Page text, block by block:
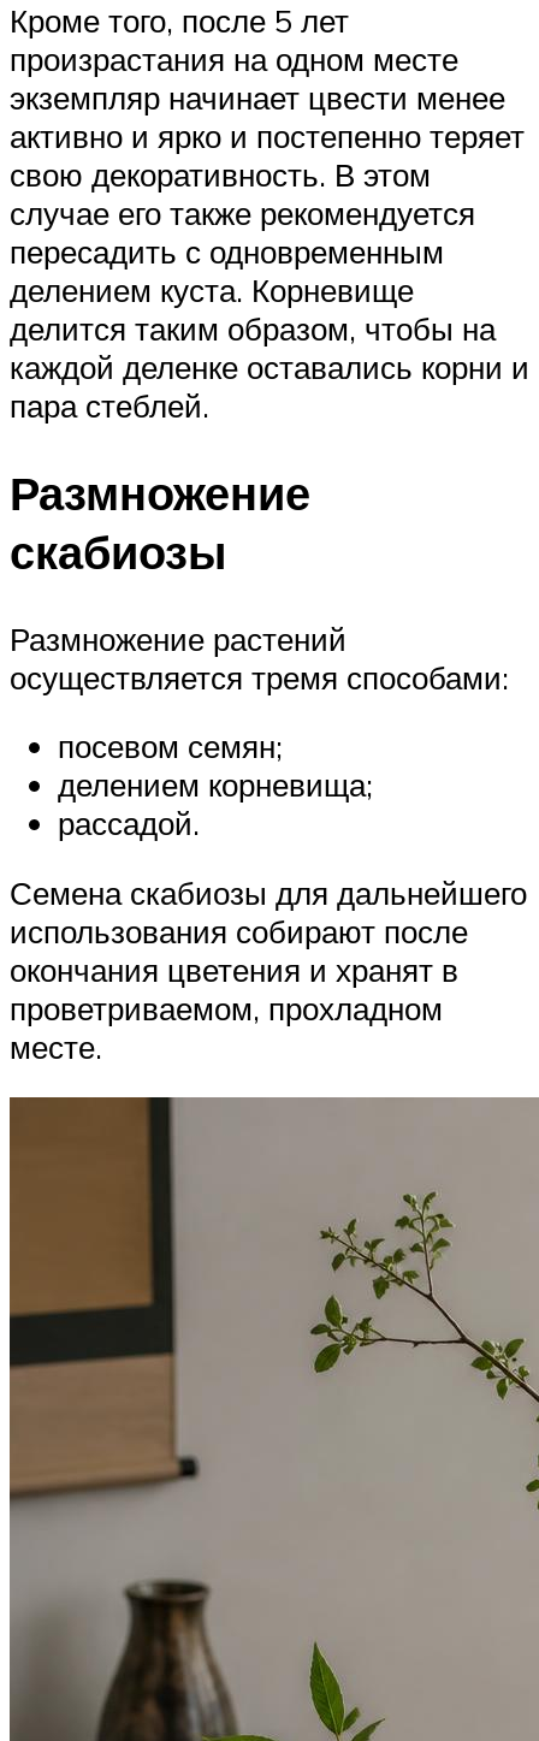
Кроме того, после 5 лет
произрастания на одном месте
экземпляр начинает цвести менее
активно и ярко и постепенно теряет
свою декоративность. В этом
случае его также рекомендуется
пересадить с одновременным
делением куста. Корневище
делится таким образом, чтобы на
каждой деленке оставались корни и
пара стеблей.
Размножение
скабиозы
Размножение растений
осуществляется тремя способами:
посевом семян;
делением корневища;
рассадой.
Семена скабиозы для дальнейшего
использования собирают после
окончания цветения и хранят в
проветриваемом, прохладном
месте.